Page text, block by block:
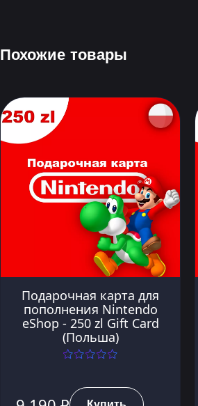
Похожие товары
Подарочная карта для
пополнения Nintendo
eShop - 250 zl Gift Card
(Польша)